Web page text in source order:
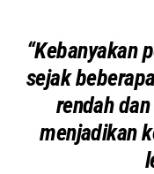
“Kebanyakan
sejak
rendah
menjadikan